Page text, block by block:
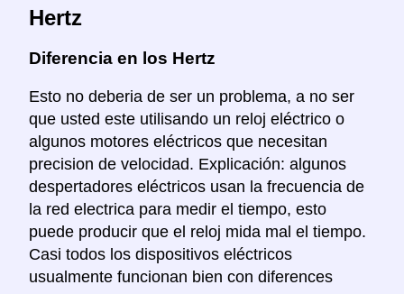
Hertz
Diferencia en los Hertz
Esto no deberia de ser un problema, a no ser
que usted este utilisando un reloj eléctrico o
algunos motores eléctricos que necesitan
precision de velocidad. Explicación: algunos
despertadores eléctricos usan la frecuencia de
la red electrica para medir el tiempo, esto
puede producir que el reloj mida mal el tiempo.
Casi todos los dispositivos eléctricos
usualmente funcionan bien con diferences